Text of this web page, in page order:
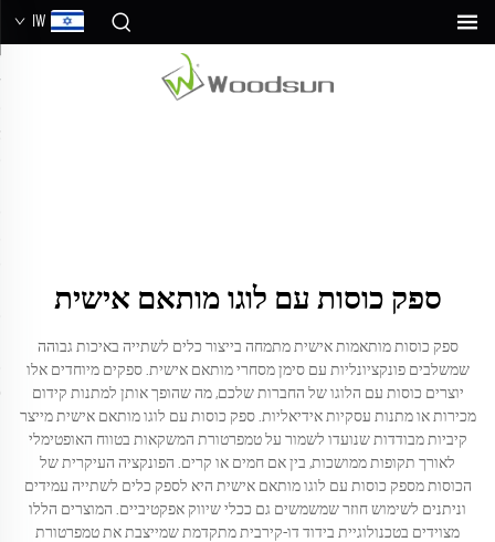
IW
ספק כוסות עם לוגו מותאם אישית
ספק כוסות מותאמות אישית מתמחה בייצור כלים לשתייה באיכות גבוהה
שמשלבים פונקציונליות עם סימן מסחרי מותאם אישית. ספקים מיוחדים אלו
יוצרים כוסות עם הלוגו של החברות שלכם, מה שהופך אותן למתנות קידום
מכירות או מתנות עסקיות אידיאליות. ספק כוסות עם לוגו מותאם אישית מייצר
קיביות מבודדות שנועדו לשמור על טמפרטורת המשקאות בטווח האופטימלי
לאורך תקופות ממושכות, בין אם חמים או קרים. הפונקציה העיקרית של
הכוסות מספק כוסות עם לוגו מותאם אישית היא לספק כלים לשתייה עמידים
וניתנים לשימוש חוזר שמשמשים גם ככלי שיווק אפקטיביים. המוצרים הללו
מצוידים בטכנולוגיית בידוד דו-קירבית מתקדמת שמייצבת את טמפרטורת